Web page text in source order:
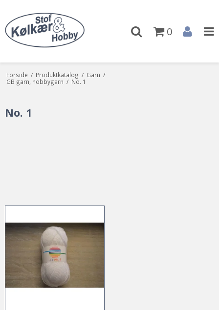
0
Forside / Produktkatalog / Garn /
GB garn, hobbygarn / No. 1
No. 1